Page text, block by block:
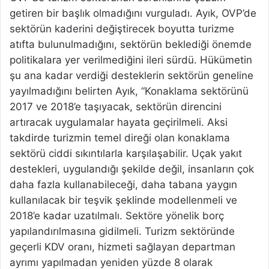
getiren bir başlık olmadığını vurguladı. Ayık, OVP’de
sektörün kaderini değiştirecek boyutta turizme
atıfta bulunulmadığını, sektörün beklediği önemde
politikalara yer verilmediğini ileri sürdü. Hükümetin
şu ana kadar verdiği desteklerin sektörün geneline
yayılmadığını belirten Ayık, “Konaklama sektörünü
2017 ve 2018’e taşıyacak, sektörün direncini
artıracak uygulamalar hayata geçirilmeli. Aksi
takdirde turizmin temel direği olan konaklama
sektörü ciddi sıkıntılarla karşılaşabilir. Uçak yakıt
destekleri, uygulandığı şekilde değil, insanların çok
daha fazla kullanabileceği, daha tabana yaygın
kullanılacak bir teşvik şeklinde modellenmeli ve
2018’e kadar uzatılmalı. Sektöre yönelik borç
yapılandırılmasına gidilmeli. Turizm sektöründe
geçerli KDV oranı, hizmeti sağlayan departman
ayrımı yapılmadan yeniden yüzde 8 olarak